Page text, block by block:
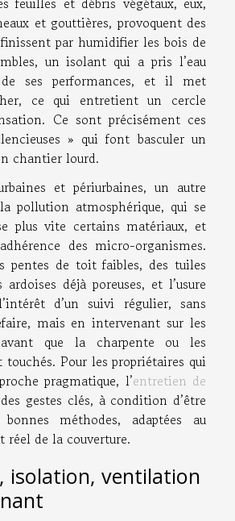
et gouttières, provoquent des
par humidifier les bois de
un isolant qui a pris l’eau
ses performances, et il met
ce qui entretient un cercle
Ce sont précisément ces
» qui font basculer un
chantier lourd.
et périurbaines, un autre
pollution atmosphérique, qui se
plus vite certains matériaux, et
des micro-organismes.
pentes de toit faibles, des tuiles
déjà poreuses, et l’usure
d’un suivi régulier, sans
mais en intervenant sur les
que la charpente ou les
Pour les propriétaires qui
pragmatique, l’entretien de
gestes clés, à condition d’être
méthodes, adaptées au
réel de la couverture.
isolation, ventilation